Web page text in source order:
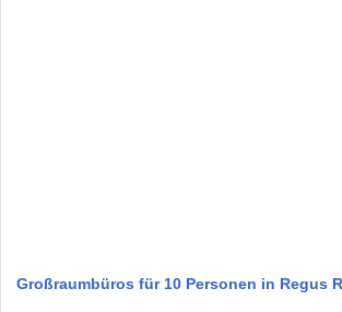
Großraumbüros für 10 Personen in Regus